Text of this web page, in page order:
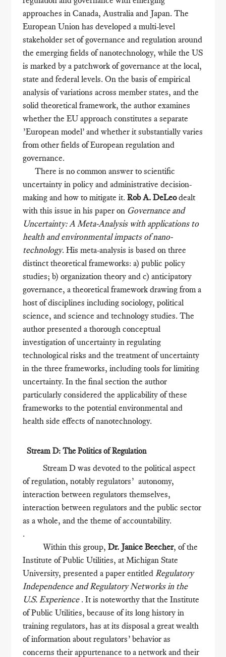
approaches in Canada, Australia and Japan. The
European Union has developed a multi-level
stakeholder set of governance and regulation around
the emerging fields of nanotechnology, while the US
is marked by a patchwork of governance at the local,
state and federal levels. On the basis of empirical
analysis of variations across member states, and the
solid theoretical framework, the author examines
whether the EU approach constitutes a separate
’European model’ and whether it substantially varies
from other fields of European regulation and
governance.
There is no common answer to scientific
uncertainty in policy and administrative decision-
making and how to mitigate it.Rob A. DeLeodealt
with this issue in his paper on Governance and
Uncertainty: A Meta-Analysis with applications to
health and environmental impacts of nano-
technology. His meta-analysis is based on three
distinct theoretical frameworks: a) public policy
studies; b) organization theory and c) anticipatory
governance, a theoretical framework drawing from a
host of disciplines including sociology, political
science, and science and technology studies. The
author presented a thorough conceptual
investigation of uncertainty in regulating
technological risks and the treatment of uncertainty
in the three frameworks, including tools for limiting
uncertainty. In the final section the author
particularly considered the applicability of these
frameworks to the potential environmental and
health side effects of nanotechnology.
Stream D: The Politics of Regulation
Stream D was devoted to the political aspect
of regulation, notably regulators’ autonomy,
interaction between regulators themselves,
interaction between regulators and the public sector
as a whole, and the theme of accountability.
.
Within this group,Dr. Janice Beecher, of the
Institute of Public Utilities, at Michigan State
University, presented a paper entitled Regulatory
Independence and Regulatory Networks in the
U.S. Experience. It is noteworthy that the Institute
of Public Utilities, because of its long history in
training regulators, has at its disposal a great wealth
of information about regulators’ behavior as
concerns their appurtenance to a network and their